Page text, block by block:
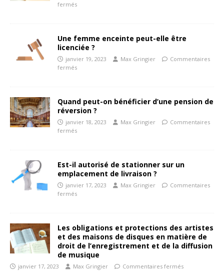
fermés
Une femme enceinte peut-elle être
licenciée ?
janvier 19, 2023 Max Gringier
Commentaires
fermés
Quand peut-on bénéficier d’une pension de
réversion ?
janvier 18, 2023 Max Gringier
Commentaires
fermés
Est-il autorisé de stationner sur un
emplacement de livraison ?
janvier 17, 2023 Max Gringier
Commentaires
fermés
Les obligations et protections des artistes
et des maisons de disques en matière de
droit de l’enregistrement et de la diffusion
de musique
janvier 17, 2023 Max Gringier Commentaires fermés